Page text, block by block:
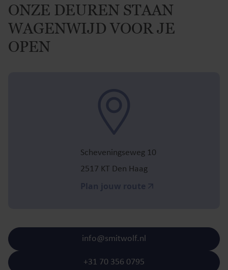
ONZE DEUREN STAAN
WAGENWIJD VOOR JE
OPEN
Scheveningseweg 10
2517 KT Den Haag
+31 70 356 0795
info@smitwolf.nl